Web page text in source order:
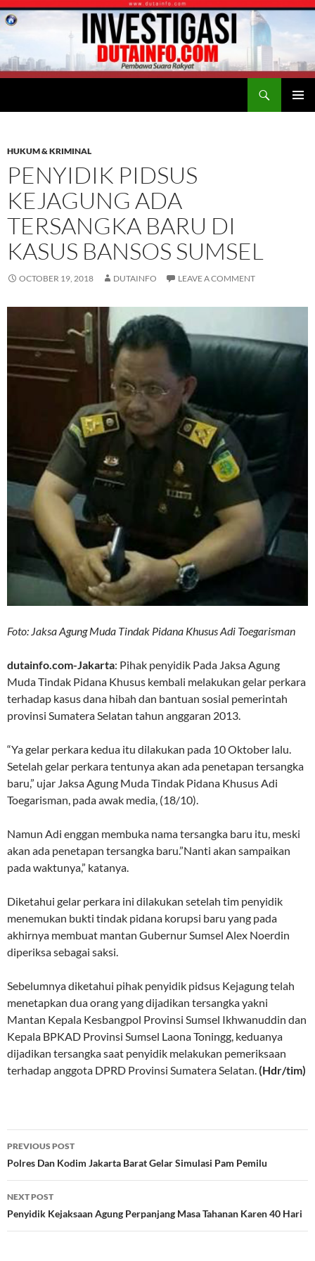
HUKUM & KRIMINAL
PENYIDIK PIDSUS
KEJAGUNG ADA
TERSANGKA BARU DI
KASUS BANSOS SUMSEL
OCTOBER 19, 2018 DUTAINFO LEAVE A COMMENT
Foto: Jaksa Agung Muda Tindak Pidana Khusus Adi Toegarisman
dutainfo.com-Jakarta: Pihak penyidik Pada Jaksa Agung
Muda Tindak Pidana Khusus kembali melakukan gelar perkara
terhadap kasus dana hibah dan bantuan sosial pemerintah
provinsi Sumatera Selatan tahun anggaran 2013.
“Ya gelar perkara kedua itu dilakukan pada 10 Oktober lalu.
Setelah gelar perkara tentunya akan ada penetapan tersangka
baru,” ujar Jaksa Agung Muda Tindak Pidana Khusus Adi
Toegarisman, pada awak media, (18/10).
Namun Adi enggan membuka nama tersangka baru itu, meski
akan ada penetapan tersangka baru.”Nanti akan sampaikan
pada waktunya,” katanya.
Diketahui gelar perkara ini dilakukan setelah tim penyidik
menemukan bukti tindak pidana korupsi baru yang pada
akhirnya membuat mantan Gubernur Sumsel Alex Noerdin
diperiksa sebagai saksi.
Sebelumnya diketahui pihak penyidik pidsus Kejagung telah
menetapkan dua orang yang dijadikan tersangka yakni
Mantan Kepala Kesbangpol Provinsi Sumsel Ikhwanuddin dan
Kepala BPKAD Provinsi Sumsel Laona Toningg, keduanya
dijadikan tersangka saat penyidik melakukan pemeriksaan
terhadap anggota DPRD Provinsi Sumatera Selatan.(Hdr/tim)
Post
navigation
PREVIOUS POST
Polres Dan Kodim Jakarta Barat Gelar Simulasi Pam Pemilu
NEXT POST
Penyidik Kejaksaan Agung Perpanjang Masa Tahanan Karen 40 Hari